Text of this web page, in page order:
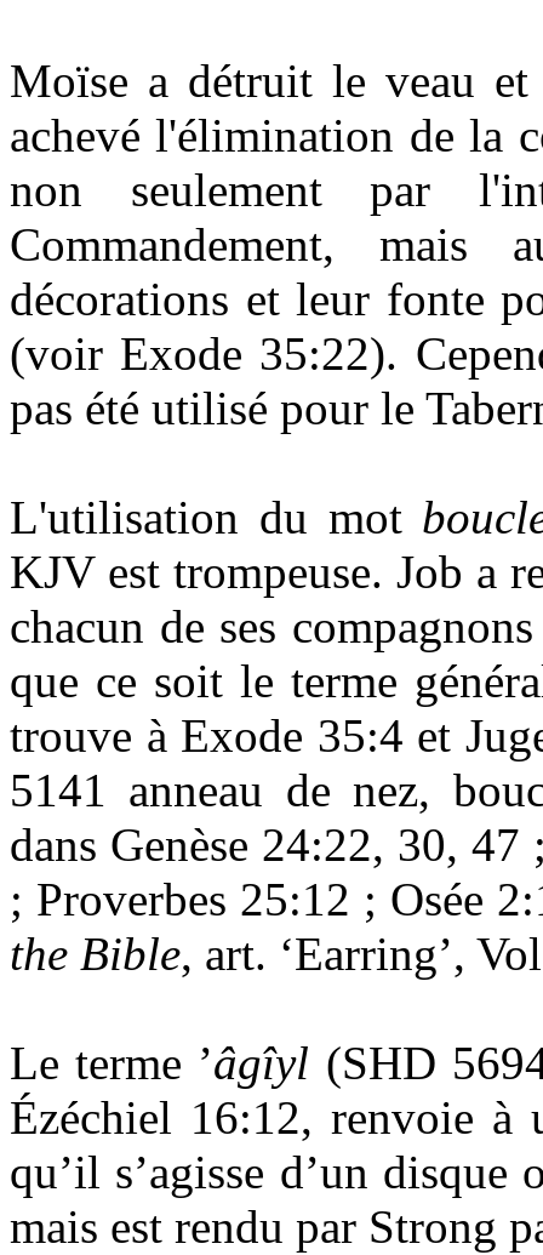
Moïse a détruit le veau
achevé l'élimination de la
non seulement par
Commandement,
décorations et leur fonte
(voir Exode 35:22).
pas été utilisé pour le
L'utilisation du mot
KJV est trompeuse. Job a
chacun de ses
que ce soit le terme
trouve à Exode 35:4 et
5141 anneau de nez,
dans Genèse 24:22, 30,
; Proverbes 25:12 ; Osée
the Bible, art. ‘Earring’,
Le terme ’âgîyl (SHD
Ézéchiel 16:12, renvoie à
qu’il s’agisse d’un disque
mais est rendu par Strong